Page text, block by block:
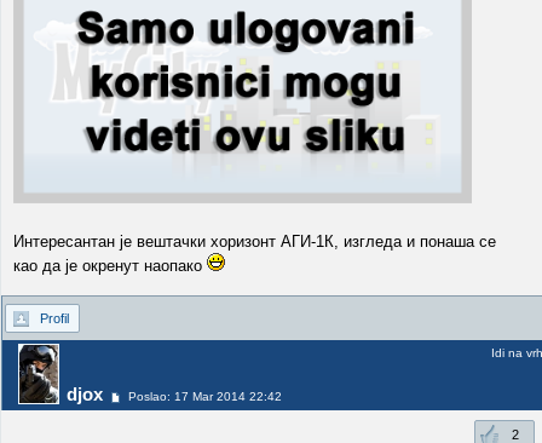
Интересантан је вештачки хоризонт АГИ-1К, изгледа и понаша се
као да је окренут наопако
Profil
djox Poslao: 17 Mar 2014 22:42
Idi na vrh
2